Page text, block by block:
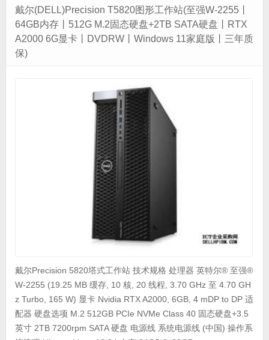
戴尔(DELL)Precision T5820图形工作站(至强W-2255丨
64GB内存丨512G M.2固态硬盘+2TB SATA硬盘丨RTX
A2000 6G显卡丨DVDRW丨Windows 11家庭版丨三年质
保)
戴尔Precision 5820塔式工作站 技术规格 处理器 英特尔® 至强®
W-2255 (19.25 MB 缓存, 10 核, 20 线程, 3.70 GHz 至 4.70 GH
z Turbo, 165 W) 显卡 Nvidia RTX A2000, 6GB, 4 mDP to DP 适
配器 硬盘选项 M.2 512GB PCIe NVMe Class 40 固态硬盘+3.5
英寸 2TB 7200rpm SATA 硬盘 电源线 系统电源线 (中国) 操作系